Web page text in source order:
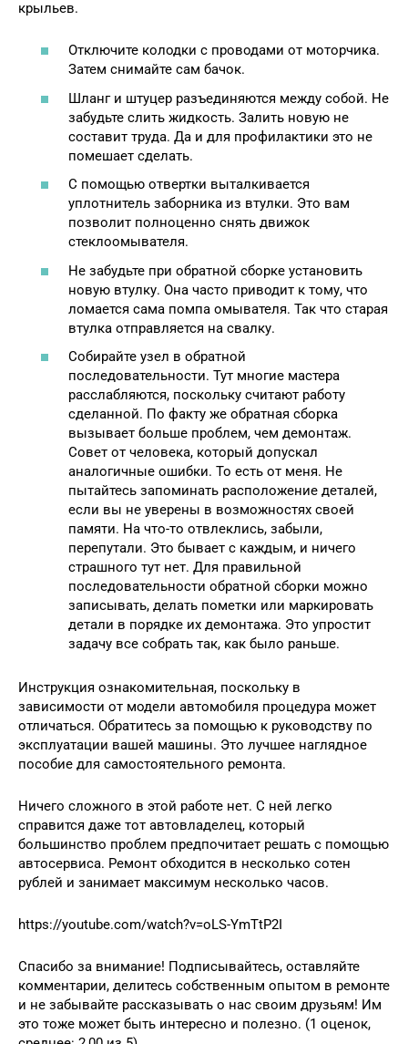
крыльев.
Отключите колодки с проводами от моторчика.
Затем снимайте сам бачок.
Шланг и штуцер разъединяются между собой. Не
забудьте слить жидкость. Залить новую не
составит труда. Да и для профилактики это не
помешает сделать.
С помощью отвертки выталкивается
уплотнитель заборника из втулки. Это вам
позволит полноценно снять движок
стеклоомывателя.
Не забудьте при обратной сборке установить
новую втулку. Она часто приводит к тому, что
ломается сама помпа омывателя. Так что старая
втулка отправляется на свалку.
Собирайте узел в обратной
последовательности. Тут многие мастера
расслабляются, поскольку считают работу
сделанной. По факту же обратная сборка
вызывает больше проблем, чем демонтаж.
Совет от человека, который допускал
аналогичные ошибки. То есть от меня. Не
пытайтесь запоминать расположение деталей,
если вы не уверены в возможностях своей
памяти. На что-то отвлеклись, забыли,
перепутали. Это бывает с каждым, и ничего
страшного тут нет. Для правильной
последовательности обратной сборки можно
записывать, делать пометки или маркировать
детали в порядке их демонтажа. Это упростит
задачу все собрать так, как было раньше.
Инструкция ознакомительная, поскольку в
зависимости от модели автомобиля процедура может
отличаться. Обратитесь за помощью к руководству по
эксплуатации вашей машины. Это лучшее наглядное
пособие для самостоятельного ремонта.
Ничего сложного в этой работе нет. С ней легко
справится даже тот автовладелец, который
большинство проблем предпочитает решать с помощью
автосервиса. Ремонт обходится в несколько сотен
рублей и занимает максимум несколько часов.
https://youtube.com/watch?v=oLS-YmTtP2I
Спасибо за внимание! Подписывайтесь, оставляйте
комментарии, делитесь собственным опытом в ремонте
и не забывайте рассказывать о нас своим друзьям! Им
это тоже может быть интересно и полезно. (1 оценок,